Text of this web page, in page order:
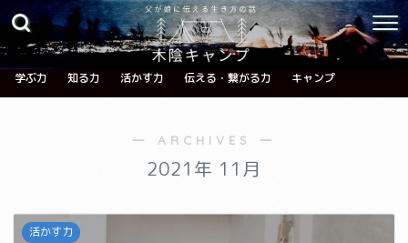
学ぶ力 知る力 活かす力 伝える・繋がる力 キャンプ
― ARCHIVES ―
2021年 11月
活かす力